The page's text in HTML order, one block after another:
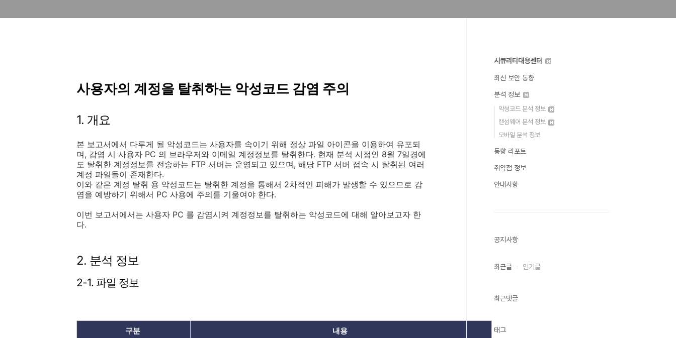
사용자의 계정을 탈취하는 악성코드 감염 주의
1. 개요
본 보고서에서 다루게 될 악성코드는 사용자를 속이기 위해 정상 파일 아이콘을 이용하여 유포되
며, 감염 시 사용자 PC 의 브라우저와 이메일 계정정보를 탈취한다. 현재 분석 시점인 8월 7일경에
도 탈취한 계정정보를 전송하는 FTP 서버는 운영되고 있으며, 해당 FTP 서버 접속 시 탈취된 여러
계정 파일들이 존재한다.
이와 같은 계정 탈취 용 악성코드는 탈취한 계정을 통해서 2차적인 피해가 발생할 수 있으므로 감
염을 예방하기 위해서 PC 사용에 주의를 기울여야 한다.
이번 보고서에서는 사용자 PC 를 감염시켜 계정정보를 탈취하는 악성코드에 대해 알아보고자 한
다.
2. 분석 정보
2-1. 파일 정보
구분 내용
시큐리티대응센터
최신 보안 동향
분석 정보
악성코드 분석 정보
랜섬웨어 분석 정보
모바일 분석 정보
동향 리포트
취약점 정보
안내사항
공지사항
최근글 인기글
최근댓글
태그